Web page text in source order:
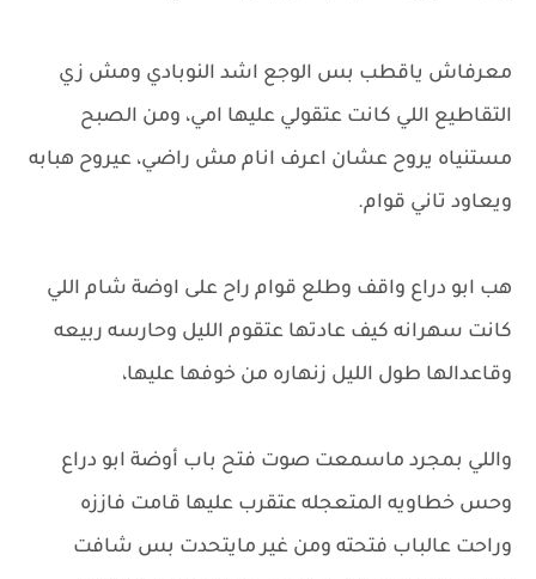
معرفاش ياقطب بس الوجع اشد النوبادي ومش زي
التقاطيع اللي كانت عتقولي عليها امي، ومن الصبح
مستنياه يروح عشان اعرف انام مش راضي، عيروح هبابه
ويعاود تاني قوام.
هب ابو دراع واقف وطلع قوام راح على اوضة شام اللي
كانت سهرانه كيف عادتها عتقوم الليل وحارسه ربيعه
وقاعدالها طول الليل زنهاره من خوفها عليها،
واللي بمجرد ماسمعت صوت فتح باب أوضة ابو دراع
وحس خطاويه المتعجله عتقرب عليها قامت فاززه
وراحت عالباب فتحته ومن غير مايتحدت بس شافت